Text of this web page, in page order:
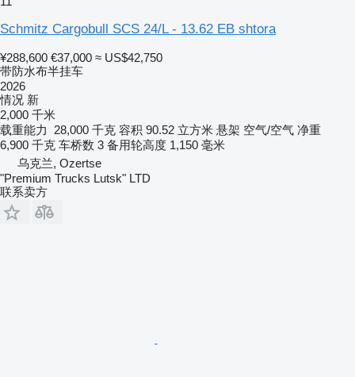
Schmitz Cargobull SCS 24/L - 13.62 EB shtora
¥288,600 €37,000 ≈ US$42,750
带防水布半挂车
2026
情况 新
2,000 千米
载重能力
28,000 千克 容积 90.52 立方米 悬架 空气/空气 净重
6,900 千克 车桥数 3 备用轮高度 1,150 毫米
乌克兰, Ozertse
"Premium Trucks Lutsk" LTD
联系卖方